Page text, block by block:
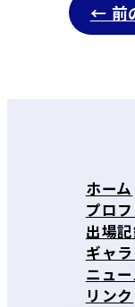
← 前
ホーム
プロ
出場
ギャ
ニュー
リンク